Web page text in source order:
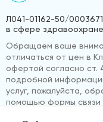
Л041-01162-50/
в сфере
Обращаем ваше
отличаться от цен в
офертой согласно ст.
подробной
услуг, пожалуйста,
помощью формы связи